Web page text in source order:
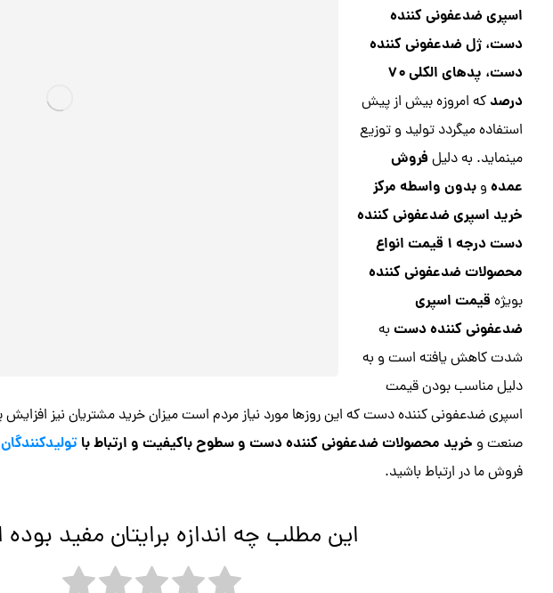
اسپری ضدعفونی کننده
دست، ژل ضدعفونی کننده
دست، پدهای الکلی ۷۰
درصد که امروزه بیش از پیش
استفاده میگردد تولید و توزیع
مینماید. به دلیلفروش
عمدهو بدون واسطه مرکز
خرید اسپری ضدعفونی کننده
دست درجه ۱ قیمت انواع
محصولات ضدعفونی کننده
بویژهقیمت اسپری
ضدعفونی کننده دستبه
شدت کاهش یافته است و به
دلیل مناسب بودن قیمت
اسپری ضدعفونی کننده دست که این روزها مورد نیاز مردم است میزان خرید مشتریان نیز افزایش
صنعت و خرید محصولات ضدعفونی کننده دست و سطوح باکیفیت و ارتباط با
فروش ما در ارتباط باشید.
این مطلب چه اندازه برایتان مفید